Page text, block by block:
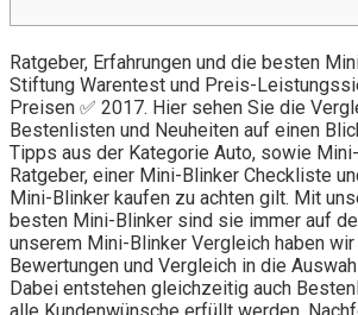
Ratgeber, Erfahrungen und die besten
Stiftung Warentest und Preis-
Preisen ✅ 2017. Hier sehen Sie die
Bestenlisten und Neuheiten auf einen
Tipps aus der Kategorie Auto, sowie
Ratgeber, einer Mini-Blinker Checkliste
Mini-Blinker kaufen zu achten gilt. Mit
besten Mini-Blinker sind sie immer auf
unserem Mini-Blinker Vergleich haben
Bewertungen und Vergleich in die
Dabei entstehen gleichzeitig auch